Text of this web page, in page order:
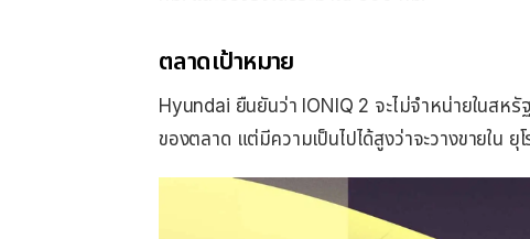
ตลาดเป้าหมาย
Hyundai ยืนยันว่า IONIQ 2 จะไม่จำหน่ายในสหรั
ของตลาด แต่มีความเป็นไปได้สูงว่าจะวางขายใน ยุ